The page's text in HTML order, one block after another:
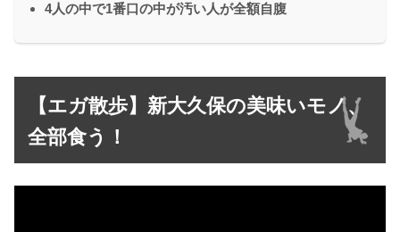
4人の中で1番口の中が汚い人が全額自腹
【エガ散歩】新大久保の美味いモノ、
全部食う！